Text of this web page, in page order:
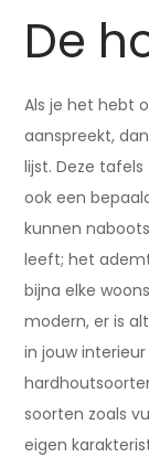
De
Als je het hebt
aanspreekt,
lijst. Deze
ook een
kunnen
leeft; het
bijna elke
modern, er is
in jouw
soorten zoals
eigen